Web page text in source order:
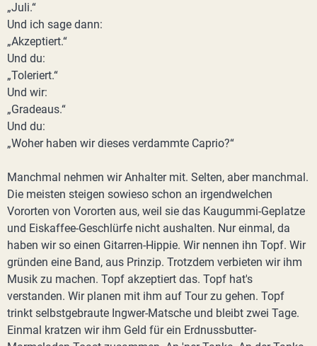
„Juli.“
Und ich sage dann:
„Akzeptiert.“
Und du:
„Toleriert.“
Und wir:
„Gradeaus.“
Und du:
„Woher haben wir dieses verdammte Caprio?“
Manchmal nehmen wir Anhalter mit. Selten, aber manchmal.
Die meisten steigen sowieso schon an irgendwelchen
Vororten von Vororten aus, weil sie das Kaugummi-Geplatze
und Eiskaffee-Geschlürfe nicht aushalten. Nur einmal, da
haben wir so einen Gitarren-Hippie. Wir nennen ihn Topf. Wir
gründen eine Band, aus Prinzip. Trotzdem verbieten wir ihm
Musik zu machen. Topf akzeptiert das. Topf hat's
verstanden. Wir planen mit ihm auf Tour zu gehen. Topf
trinkt selbstgebraute Ingwer-Matsche und bleibt zwei Tage.
Einmal kratzen wir ihm Geld für ein Erdnussbutter-